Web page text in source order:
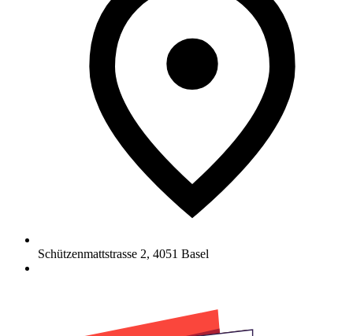
Schützenmattstrasse 2, 4051 Basel